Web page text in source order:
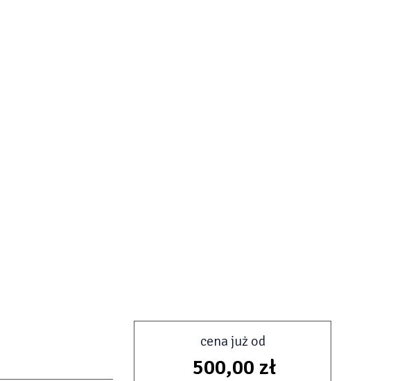
cena już od
500,00 zł